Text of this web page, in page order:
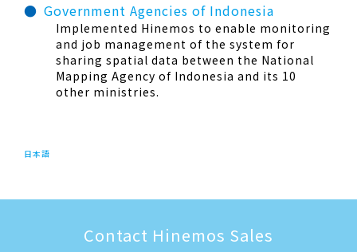
Government Agencies of Indonesia
Implemented Hinemos to enable monitoring
and job management of the system for
sharing spatial data between the National
Mapping Agency of Indonesia and its 10
other ministries.
日本語
Contact Hinemos Sales